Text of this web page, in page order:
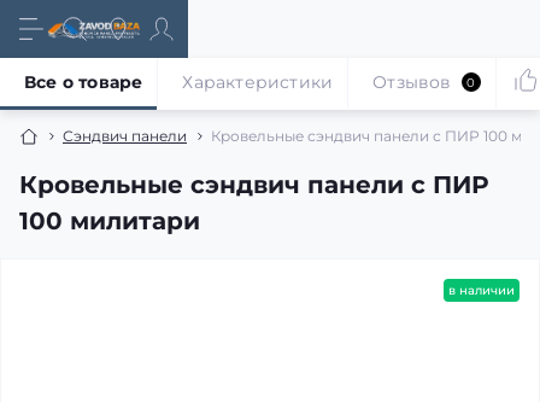
Сэндвич панели Кровельные сэндвич панели с ПИР 100
Кровельные сэндвич панели с ПИР
100 милитари
Все о товаре Характеристики Отзывов 0
в наличии